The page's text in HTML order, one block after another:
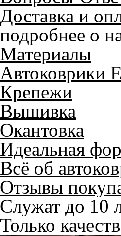
Доставка и
подробнее о
Материалы
Автоковрики
Крепежи
Вышивка
Окантовка
Идеальная
Всё об
Отзывы
Служат до 10
Только